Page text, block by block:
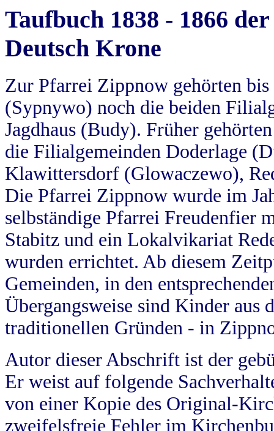
Taufbuch 1838 - 1866
Deutsch Krone
Zur Pfarrei Zippnow gehörten
(Sypnywo) noch die beiden
Jagdhaus (Budy). Früher
die Filialgemeinden Doderlage
Klawittersdorf (Glowaczewo),
Die Pfarrei Zippnow wurde im
selbständige Pfarrei Freudenfier
Stabitz und ein Lokalvikariat
wurden errichtet. Ab diesem
Gemeinden, in den
Übergangsweise sind Kinder aus
traditionellen Gründen - in
Autor dieser Abschrift ist der
Er weist auf folgende
von einer Kopie des Original-
zweifelsfreie Fehler im